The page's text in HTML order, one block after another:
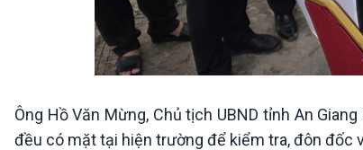
Ông Hồ Văn Mừng, Chủ tịch UBND tỉnh An
đều có mặt tại hiện trường để kiểm tra, đôn đốc